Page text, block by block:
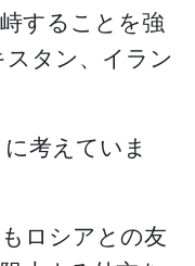
することを強
タン、イラン
考えていま
ロシアとの友